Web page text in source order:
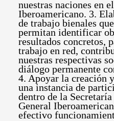
nuestras naciones en
Iberoamericano. 3.
de trabajo bienales
permitan identificar
resultados concretos,
trabajo en red,
nuestras respectivas
diálogo permanente
4. Apoyar la creación
una instancia de
dentro de la Secretaría
General
efectivo